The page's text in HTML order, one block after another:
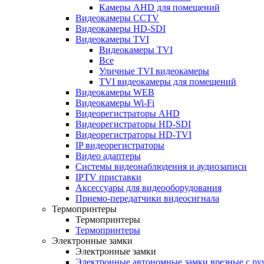
Камеры AHD для помещений
Видеокамеры CCTV
Видеокамеры HD-SDI
Видеокамеры TVI
Видеокамеры TVI
Все
Уличные TVI видеокамеры
TVI видеокамеры для помещений
Видеокамеры WEB
Видеокамеры Wi-Fi
Видеорегистраторы AHD
Видеорегистраторы HD-SDI
Видеорегистраторы HD-TVI
IP видеорегистраторы
Видео адаптеры
Системы видеонаблюдения и аудиозаписи
IPTV приставки
Аксессуары для видеооборудования
Приемо-передатчики видеосигнала
Термопринтеры
Термопринтеры
Термопринтеры
Электронные замки
Электронные замки
Электронные автономные замки врезные с